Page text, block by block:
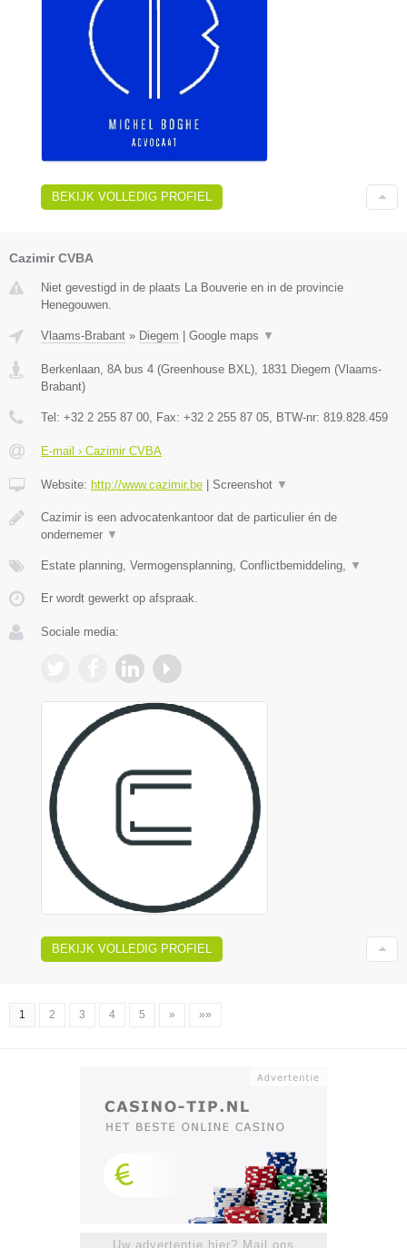
BEKIJK VOLLEDIG PROFIEL
Cazimir CVBA
Niet gevestigd in de plaats La Bouverie en in de provincie
Henegouwen.
Vlaams-Brabant » Diegem | Google maps ▼
Berkenlaan, 8A bus 4 (Greenhouse BXL) 1831 Diegem (Vlaams-
Brabant)
Tel: +32 2 255 87 00 , Fax: +32 2 255 87 05 , BTW-nr: 819.828.459
E-mail › Cazimir CVBA
Website: http://www.cazimir.be | Screenshot ▼
Cazimir is een advocatenkantoor dat de particulier én de
ondernemer ▼
Estate planning, Vermogensplanning, Conflictbemiddeling, ▼
Er wordt gewerkt op afspraak.
Sociale media:
BEKIJK VOLLEDIG PROFIEL
1 2 3 4 5 » »»
Uw advertentie hier? Mail ons